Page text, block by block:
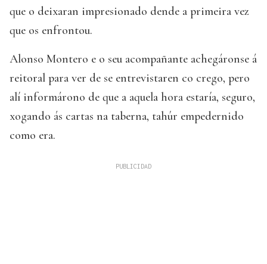
que o deixaran impresionado dende a primeira vez
que os enfrontou.
Alonso Montero e o seu acompañante achegáronse á
reitoral para ver de se entrevistaren co crego, pero
alí informárono de que a aquela hora estaría, seguro,
xogando ás cartas na taberna, tahúr empedernido
como era.